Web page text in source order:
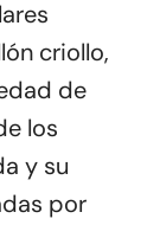
criollo,
de
los
y su
por